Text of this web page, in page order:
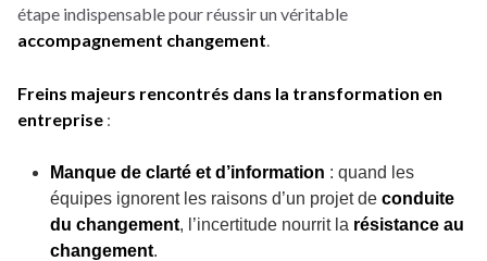
étape indispensable pour réussir un véritable
accompagnement changement.
Freins majeurs rencontrés dans la transformation en
entreprise :
Manque de clarté et d’information : quand les
équipes ignorent les raisons d’un projet de conduite
du changement, l’incertitude nourrit la résistance au
changement.